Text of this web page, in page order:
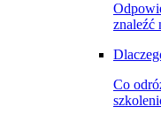
znaleźć
Co